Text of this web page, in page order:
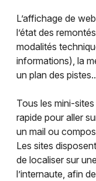
L’affichage de
l’état des
modalités
informations), la
un plan des
Tous les mini-
rapide pour aller
un mail ou
Les sites
de localiser sur
l’internaute, afin